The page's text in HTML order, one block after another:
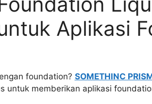
Aplikasi
foundation? SOMETHINC
untuk memberikan aplikasi